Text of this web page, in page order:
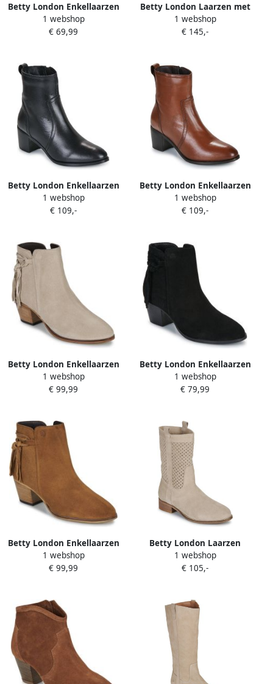
Betty London Enkellaarzen
MAUD AVEC ELASTIQUE
RECOUVERT
1 webshop
€ 69,99
Betty London Laarzen met
hakken Gessie
1 webshop
€ 145,-
Betty London Enkellaarzen
NARA
1 webshop
€ 109,-
Betty London Enkellaarzen
NARA
1 webshop
€ 109,-
Betty London Enkellaarzen
HEIDA
1 webshop
€ 99,99
Betty London Enkellaarzen
HEIDA
1 webshop
€ 79,99
Betty London Enkellaarzen
HEIDA
1 webshop
€ 99,99
Betty London Laarzen
ONEVAR
1 webshop
€ 105,-